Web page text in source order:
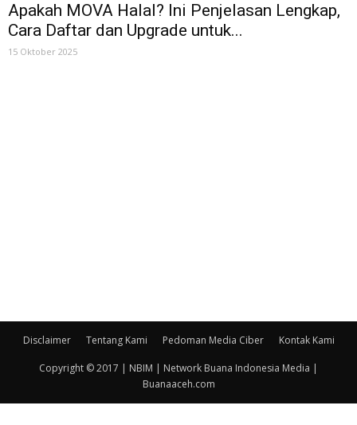
Apakah MOVA Halal? Ini Penjelasan Lengkap,
Cara Daftar dan Upgrade untuk...
15 Oktober 2025
Disclaimer Tentang Kami Pedoman Media Ciber Kontak Kami
Copyright © 2017 | NBIM | Network Buana Indonesia Media |
Buanaaceh.com